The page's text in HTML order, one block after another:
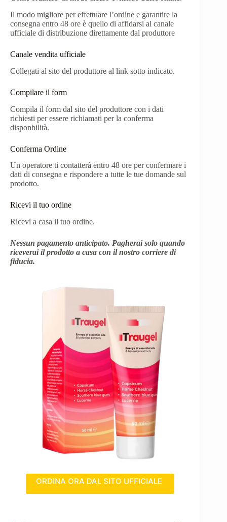
Il modo migliore per effettuare l’ordine e garantire la
consegna entro 48 ore è quello di affidarsi al canale
ufficiale di distribuzione direttamente dal produttore
Canale vendita ufficiale
Collegati al sito del produttore al link sotto indicato.
Compilare il form
Compila il form dal sito del produttore con i dati
richiesti per essere richiamati per la conferma
disponbilità.
Conferma Ordine
Un operatore ti contatterà entro 48 ore per confermare i
dati di consegna e rispondere a tutte le tue domande sul
prodotto.
Ricevi il tuo ordine
Ricevi a casa il tuo ordine.
Nessun pagamento anticipato. Pagherai solo quando
riceverai il prodotto a casa con il nostro corriere di
fiducia.
ORDINA ORA DAL SITO UFFICIALE